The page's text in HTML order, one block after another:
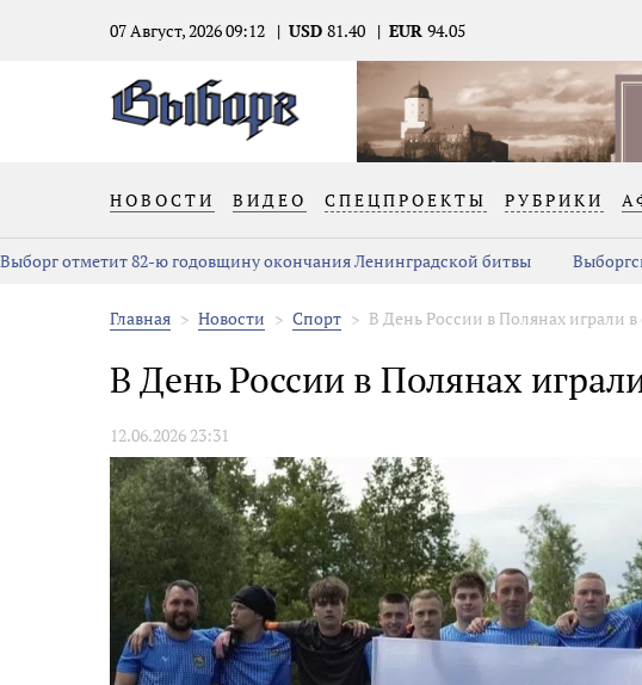
07 Август, 2026 09:12 USD 81.40 EUR 94.05
НОВОСТИ ВИДЕО СПЕЦПРОЕКТЫ РУБРИКИ
Выборг отметит 82-ю годовщину окончания Ленинградской битвы
Главная Новости Спорт В День России в Полянах играли в
В День России в Полянах
12.06.2026 23:31